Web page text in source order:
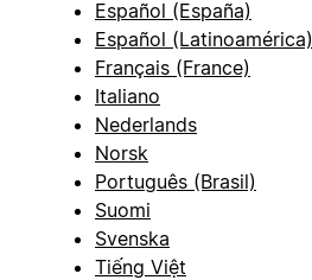
Español (España)
Español (Latinoamérica)
Français (France)
Italiano
Nederlands
Norsk
Português (Brasil)
Suomi
Svenska
Tiếng Việt